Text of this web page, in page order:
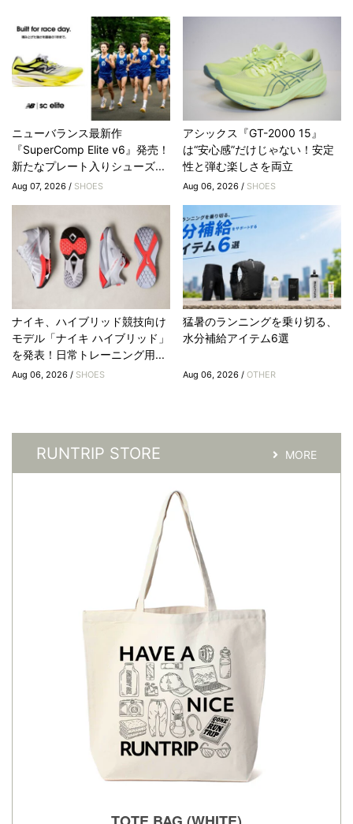
ニューバランス最新作
『SuperComp Elite v6』発売！
新たなプレート入りシューズ...
Aug 07, 2026 / SHOES
アシックス『GT-2000 15』
は“安心感”だけじゃない！安定
性と弾む楽しさを両立
Aug 06, 2026 / SHOES
ナイキ、ハイブリッド競技向け
モデル「ナイキ ハイブリッド」
を発表！日常トレーニング用...
Aug 06, 2026 / SHOES
猛暑のランニングを乗り切る、
水分補給アイテム6選
Aug 06, 2026 / OTHER
RUNTRIP STORE MORE